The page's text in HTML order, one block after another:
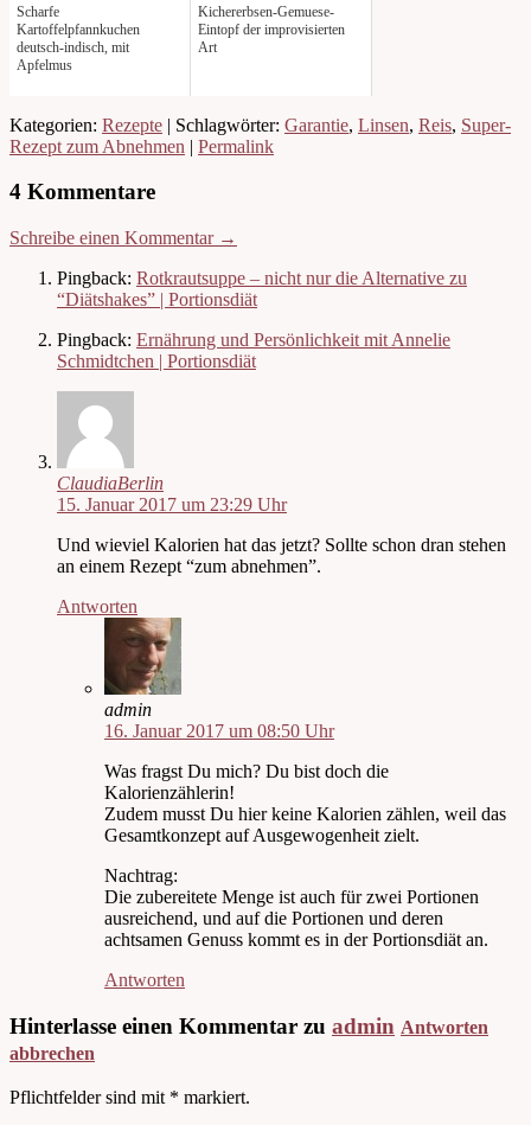
Scharfe
Kartoffelpfannkuchen
deutsch-indisch, mit
Apfelmus
Kichererbsen-Gemuese-
Eintopf der improvisierten
Art
Kategorien: Rezepte | Schlagwörter: Garantie, Linsen, Reis, Super-
Rezept zum Abnehmen | Permalink
4 Kommentare
Schreibe einen Kommentar →
Pingback: Rotkrautsuppe – nicht nur die Alternative zu
“Diätshakes” | Portionsdiät
Pingback: Ernährung und Persönlichkeit mit Annelie
Schmidtchen | Portionsdiät
ClaudiaBerlin
15. Januar 2017 um 23:29 Uhr
Und wieviel Kalorien hat das jetzt? Sollte schon dran stehen
an einem Rezept “zum abnehmen”.
Antworten
admin
16. Januar 2017 um 08:50 Uhr
Was fragst Du mich? Du bist doch die
Kalorienzählerin!
Zudem musst Du hier keine Kalorien zählen, weil das
Gesamtkonzept auf Ausgewogenheit zielt.
Nachtrag:
Die zubereitete Menge ist auch für zwei Portionen
ausreichend, und auf die Portionen und deren
achtsamen Genuss kommt es in der Portionsdiät an.
Antworten
Hinterlasse einen Kommentar zu admin Antworten
abbrechen
Pflichtfelder sind mit * markiert.